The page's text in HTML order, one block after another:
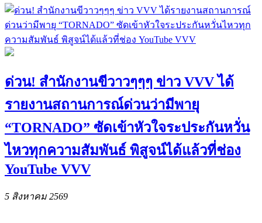
ด่วน! สำนักงานขีวาวๆๆๆ ข่าว VVV ได้
รายงานสถานการณ์ด่วนว่ามีพายุ
“TORNADO” ซัดเข้าหัวใจระประกันหวั่น
ไหวทุกความสัมพันธ์ พิสูจน์ได้แล้วที่ช่อง
YouTube VVV
5 สิงหาคม 2569